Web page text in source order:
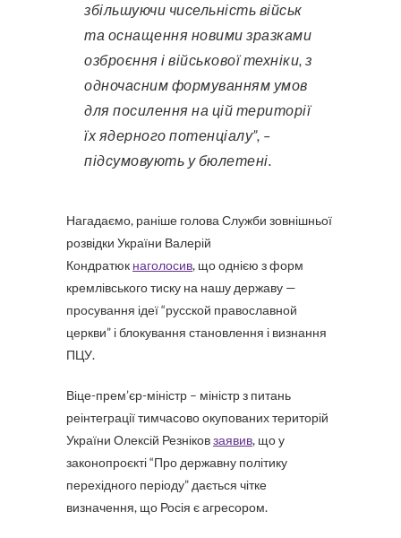
збільшуючи чисельність військ
та оснащення новими зразками
озброєння і військової техніки, з
одночасним формуванням умов
для посилення на цій території
їх ядерного потенціалу”, –
підсумовують у бюлетені.
Нагадаємо, раніше голова Служби зовнішньої
розвідки України Валерій
Кондратюк наголосив, що однією з форм
кремлівського тиску на нашу державу —
просування ідеї “русской православной
церкви” і блокування становлення і визнання
ПЦУ.
Віце-прем’єр-міністр – міністр з питань
реінтеграції тимчасово окупованих територій
України Олексій Резніковзаявив, що у
законопроєкті “Про державну політику
перехідного періоду” дається чітке
визначення, що Росія є агресором.